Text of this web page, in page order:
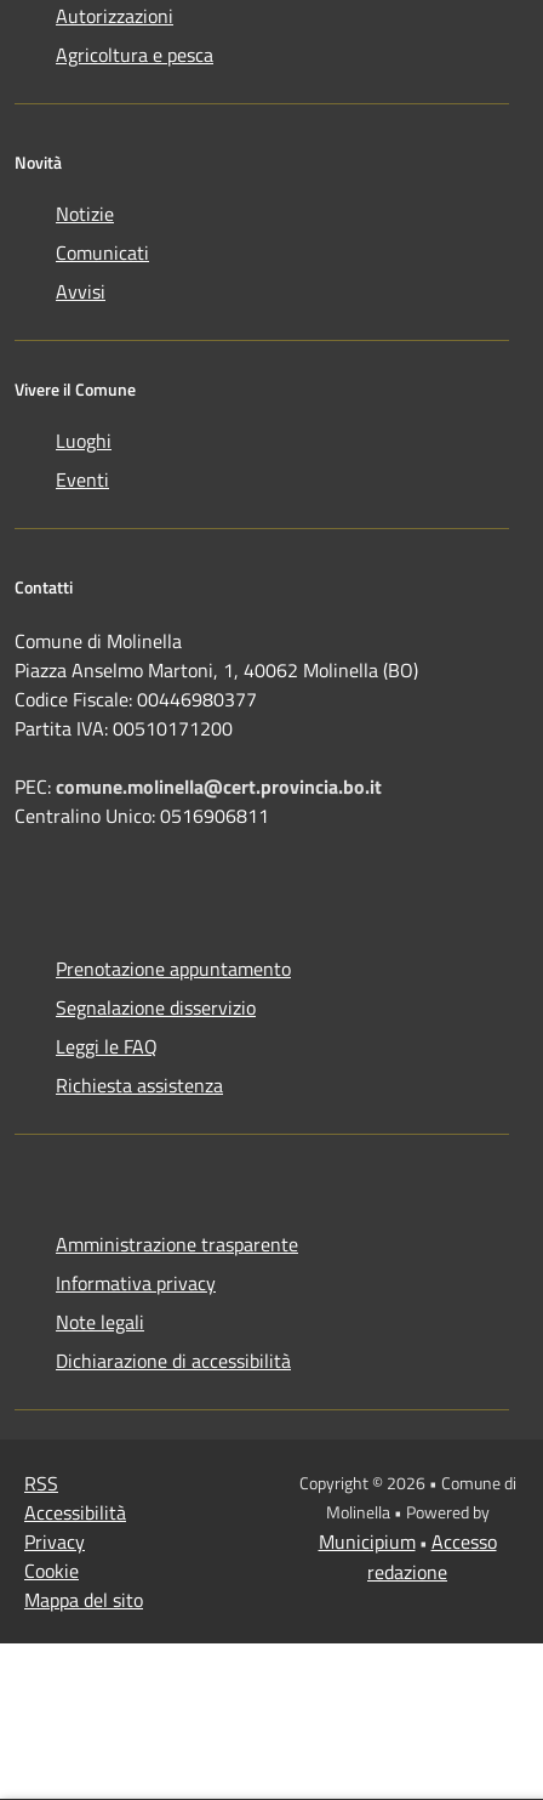
Autorizzazioni
Agricoltura e pesca
Novità
Notizie
Comunicati
Avvisi
Vivere il Comune
Luoghi
Eventi
Contatti
Comune di Molinella
Piazza Anselmo Martoni, 1, 40062 Molinella (BO)
Codice Fiscale: 00446980377
Partita IVA: 00510171200
PEC:comune.molinella@cert.provincia.bo.it
Centralino Unico: 0516906811
Prenotazione appuntamento
Segnalazione disservizio
Leggi le FAQ
Richiesta assistenza
Amministrazione trasparente
Informativa privacy
Note legali
Dichiarazione di accessibilità
RSS
Accessibilità
Privacy
Cookie
Mappa del sito
Copyright © 2026 • Comune di
Molinella • Powered by
Municipium• Accesso
redazione